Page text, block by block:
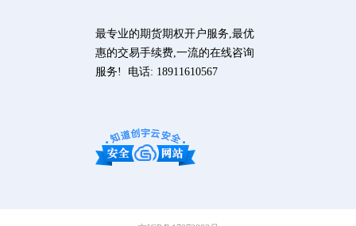
最专业的期货期权开户服务,最优
惠的交易手续费,一流的在线咨询
服务! 电话: 18911610567